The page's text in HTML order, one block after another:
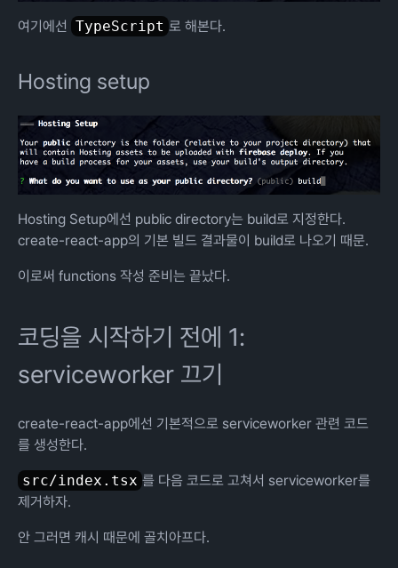
여기에선 TypeScript 로 해본다.
Hosting setup
Hosting Setup에선 public directory는 build로 지정한다.
create-react-app의 기본 빌드 결과물이 build로 나오기 때문.
이로써 functions 작성 준비는 끝났다.
코딩을 시작하기 전에 1:
serviceworker 끄기
create-react-app에선 기본적으로 serviceworker 관련 코드
를 생성한다.
src/index.tsx 를 다음 코드로 고쳐서 serviceworker를
제거하자.
안 그러면 캐시 때문에 골치아프다.